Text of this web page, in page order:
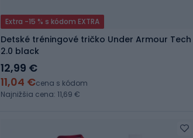
Extra -15 % s kódom EXTRA
Detské tréningové tričko Under Armour Tech
2.0 black
12,99 €
11,04 €cena s kódom
Najnižšia cena: 11,69 €